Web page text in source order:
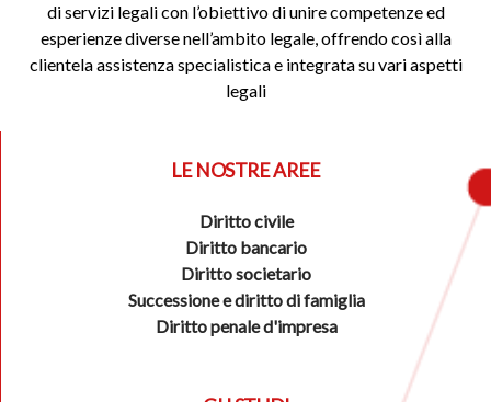
di servizi legali con l’obiettivo di unire competenze ed
esperienze diverse nell’ambito legale, offrendo così alla
clientela assistenza specialistica e integrata su vari aspetti
legali
LE NOSTRE AREE
Diritto civile
Diritto bancario
Diritto societario
Successione e diritto di famiglia
Diritto penale d'impresa